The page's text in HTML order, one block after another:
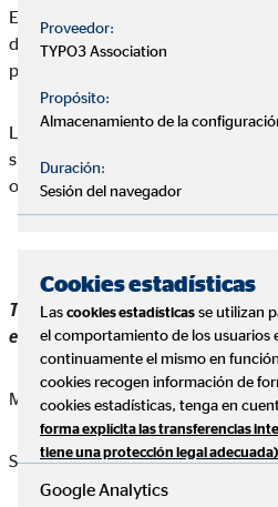
Escucha activa, tener muy
de mi equipo en cada momento y
problema hay un gran aprendizaje
La organización es clave para ir en
supuesto alentar la motivación
objetivos.
Tres características que deben
equipo ideal
Muchísimas ganas de crecer
Simpatía
Proveedor:
TYPO3 Association
Propósito:
Almacenamiento de la
Duración:
Sesión del navegador
Cookies estadísticas
Las cookies estadísticas se utilizan
el comportamiento de los usuarios
continuamente el mismo en
cookies recogen información de
cookies estadísticas, tenga en
forma explícita las transferencias
tiene una protección legal
Google Analytics